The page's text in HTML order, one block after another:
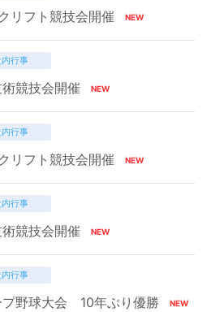
リフト競技会開催
行事
競技会開催
行事
リフト競技会開催
行事
競技会開催
行事
野球大会 10年ぶり優勝